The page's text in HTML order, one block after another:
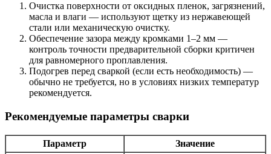
Очистка поверхности от оксидных пленок, загрязнений,
масла и влаги — используют щетку из нержавеющей
стали или механическую очистку.
Обеспечение зазора между кромками 1–2 мм —
контроль точности предварительной сборки критичен
для равномерного проплавления.
Подогрев перед сваркой (если есть необходимость) —
обычно не требуется, но в условиях низких температур
рекомендуется.
Рекомендуемые параметры сварки
Параметр
Значение